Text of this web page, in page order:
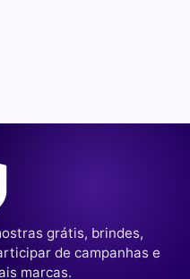
grátis, brindes,
de campanhas e
marcas.